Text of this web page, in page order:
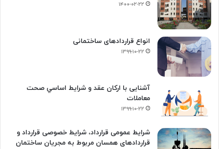
۱۴۰۰-۰۲-۲۲
انواع قراردادهای ساختمانی
۱۳۹۹-۱۰-۲۲
آشنایی با ارکان عقد و شرايط اساسي صحت
معاملات
۱۳۹۹-۱۰-۲۲
شرایط عمومی قرارداد، شرایط خصوصی قرارداد و
قراردادهای همسان مربوط به مجریان ساختمان